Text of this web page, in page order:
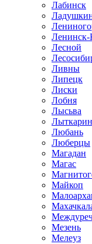
Лабинск
Ленинск-
Лесной
Ливны
Липецк
Лиски
Лобня
Лысьва
Любань
Люберцы
Магадан
Магас
Майкоп
Мезень
Мелеуз